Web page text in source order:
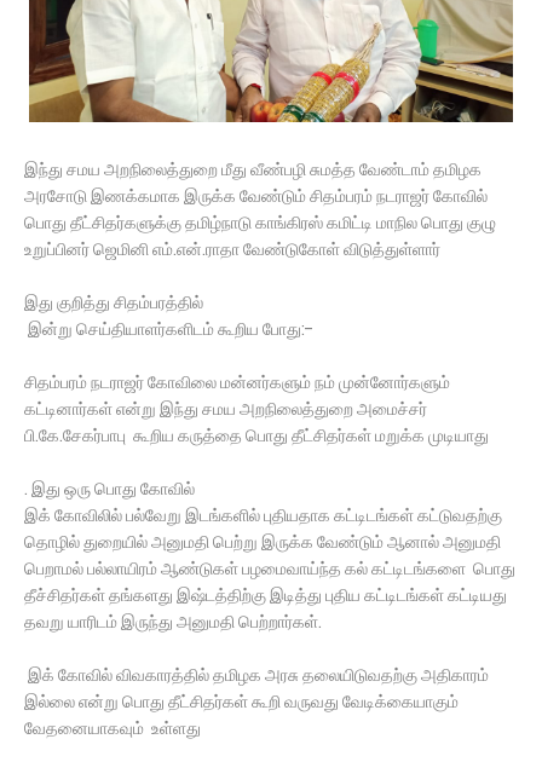
இந்து சமய அறநிலைத்துறை மீது வீண்பழி சுமத்த வேண்டாம் தமிழக
அரசோடு இணக்கமாக இருக்க வேண்டும் சிதம்பரம் நடராஜர் கோவில்
பொது தீட்சிதர்களுக்கு தமிழ்நாடு காங்கிரஸ் கமிட்டி மாநில பொது குழு
உறுப்பினர் ஜெமினி எம்‌.என்.ராதா வேண்டுகோள் விடுத்துள்ளார்
இது குறித்து சிதம்பரத்தில்
இன்று செய்தியாளர்களிடம் கூறிய போது:-
சிதம்பரம் நடராஜர் கோவிலை மன்னர்களும் நம் முன்னோர்களும்
கட்டினார்கள் என்று இந்து சமய அறநிலைத்துறை அமைச்சர்
பி.கே.சேகர்பாபு கூறிய கருத்தை பொது தீட்சிதர்கள் மறுக்க முடியாது
. இது ஒரு பொது கோவில்
இக் கோவிலில் பல்வேறு இடங்களில் புதியதாக கட்டிடங்கள் கட்டுவதற்கு
தொழில் துறையில் அனுமதி பெற்று இருக்க வேண்டும் ஆனால் அனுமதி
பெறாமல் பல்லாயிரம் ஆண்டுகள் பழமைவாய்ந்த கல் கட்டிடங்களை பொது
தீச்சிதர்கள் தங்களது இஷ்டத்திற்கு இடித்து புதிய கட்டிடங்கள் கட்டியது
தவறு யாரிடம் இருந்து அனுமதி பெற்றார்கள்.
இக் கோவில் விவகாரத்தில் தமிழக அரசு தலையிடுவதற்கு அதிகாரம்
இல்லை என்று பொது தீட்சிதர்கள் கூறி வருவது வேடிக்கையாகும்
வேதனையாகவும் உள்ளது